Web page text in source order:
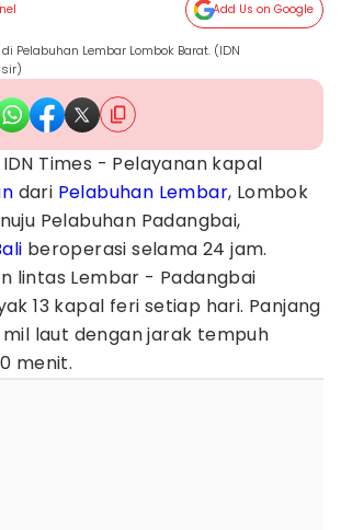
Add Us on Google
Pelabuhan Lembar Lombok Barat. (IDN
Times - Pelayanan kapal
dari Pelabuhan Lembar, Lombok
Pelabuhan Padangbai,
beroperasi selama 24 jam.
lintas Lembar - Padangbai
13 kapal feri setiap hari. Panjang
laut dengan jarak tempuh
menit.